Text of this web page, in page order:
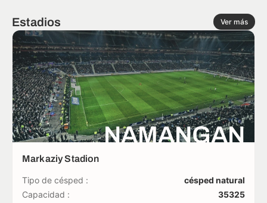
Estadios Ver más
NAMANGAN
Markaziy Stadion
Tipo de césped :
césped natural
Capacidad :
35325